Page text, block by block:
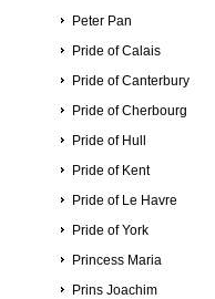
Peter Pan
Pride of Calais
Pride of Canterbury
Pride of Cherbourg
Pride of Hull
Pride of Kent
Pride of Le Havre
Pride of York
Princess Maria
Prins Joachim